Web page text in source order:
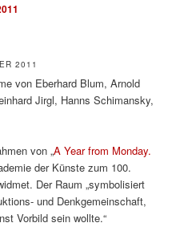
2011
von Eberhard Blum, Arnold
Jirgl, Hanns Schimansky,
von „A Year from Monday.
der Künste zum 100.
Der Raum „symbolisiert
und Denkgemeinschaft,
Vorbild sein wollte.“